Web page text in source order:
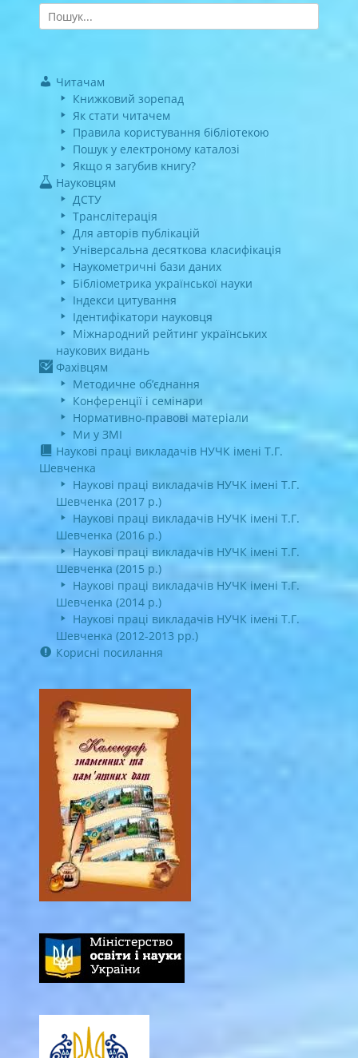
Search
for:
Читачам
Книжковий зорепад
Як стати читачем
Правила користування бібліотекою
Пошук у електроному каталозі
Якщо я загубив книгу?
Науковцям
ДСТУ
Транслітерація
Для авторів публікацій
Універсальна десяткова класифікація
Наукометричні бази даних
Бібліометрика української науки
Індекси цитування
Ідентифікатори науковця
Міжнародний рейтинг українських
наукових видань
Фахівцям
Методичне об’єднання
Конференції і семінари
Нормативно-правові матеріали
Ми у ЗМІ
Наукові праці викладачів НУЧК імені Т.Г.
Шевченка
Наукові праці викладачів НУЧК імені Т.Г.
Шевченка (2017 р.)
Наукові праці викладачів НУЧК імені Т.Г.
Шевченка (2016 р.)
Наукові праці викладачів НУЧК імені Т.Г.
Шевченка (2015 р.)
Наукові праці викладачів НУЧК імені Т.Г.
Шевченка (2014 р.)
Наукові праці викладачів НУЧК імені Т.Г.
Шевченка (2012-2013 рр.)
Корисні посилання